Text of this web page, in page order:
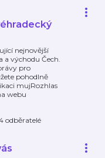
nejnovější
a východu Čech.
pro
pohodlně
mujRozhlas
webu
odběratelé